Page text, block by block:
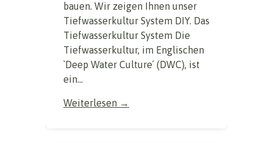
bauen. Wir zeigen Ihnen unser
Tiefwasserkultur System DIY. Das
Tiefwasserkultur System Die
Tiefwasserkultur, im Englischen
`Deep Water Culture´ (DWC), ist
ein...
Weiterlesen →